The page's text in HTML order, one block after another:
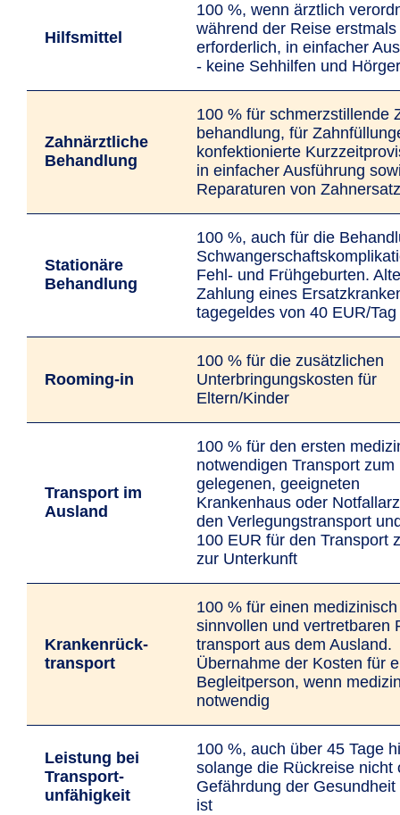
Hilfsmittel
100 %, wenn ärztlich
während der Reise erstmals
erforderlich, in einfacher
- keine Seh­hilfen und
Zahnärztliche
Behandlung
100 % für schmerz­stillende
behandlung, für
konfek­tionierte
in einfacher Ausführung
Reparaturen von Zahnersatz
Stationäre
Behandlung
100 %, auch für die
Fehl- und Früh­geburten.
Zahlung eines
tagegeldes von 40 EUR/Tag
Rooming-in
100 % für die zusätzlichen
Unterbringungs­kosten für
Eltern/Kinder
Transport im
Ausland
100 % für den ersten
notwendigen Transport
gelegenen, geeigneten
Krankenhaus oder
den Verlegungs­transport
100 EUR für den Transport
zur Unterkunft
Kranken­rück­
transport
100 % für einen medizinisch
sinnvollen und vertretbaren
transport aus dem Ausland.
Übernahme der Kosten für
Begleit­person, wenn
notwendig
Leistung bei
Transport­
unfähigkeit
100 %, auch über 45 Tage
solange die Rückreise nicht
Gefährdung der Gesundheit
ist